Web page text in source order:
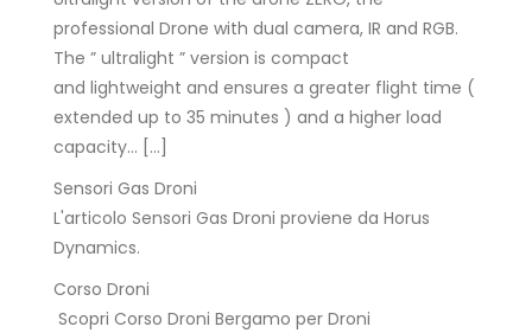
professional Drone with dual camera, IR and RGB.
The ” ultralight ” version is compact
and lightweight and ensures a greater flight time (
extended up to 35 minutes ) and a higher load
capacity… […]
Sensori Gas Droni
L'articolo Sensori Gas Droni proviene da Horus
Dynamics.
Corso Droni
Scopri Corso Droni Bergamo per Droni